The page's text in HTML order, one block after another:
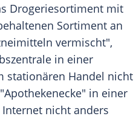
Drogeriesortiment mit
Sortiment an
vermischt",
in einer
stationären Handel nicht
in einer
nicht anders